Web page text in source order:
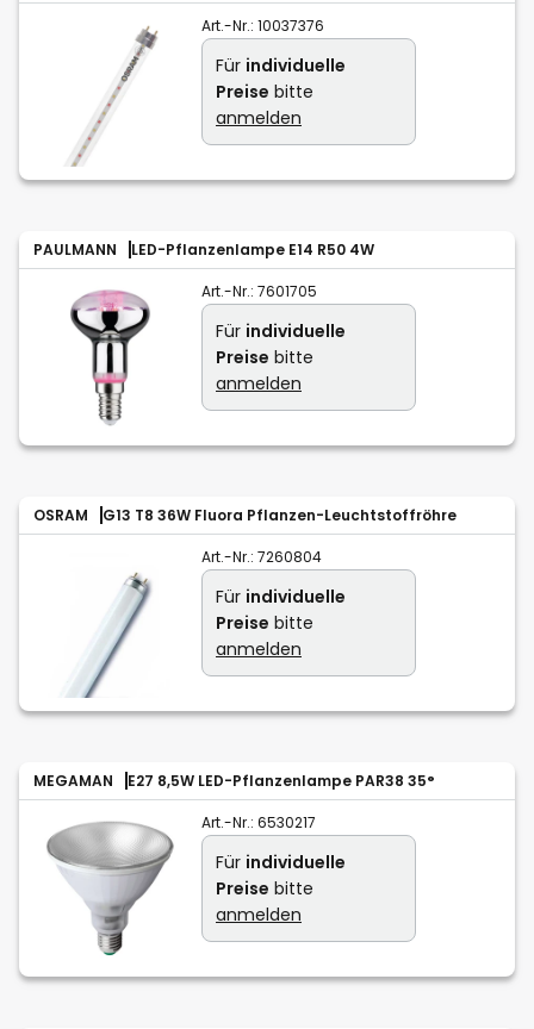
Art.-Nr.: 10037376
Für individuelle
Preise bitte
anmelden
PAULMANN LED-Pflanzenlampe E14 R50 4W
Art.-Nr.: 7601705
Für individuelle
Preise bitte
anmelden
OSRAM G13 T8 36W Fluora Pflanzen-Leuchtstoffröhre
Art.-Nr.: 7260804
Für individuelle
Preise bitte
anmelden
MEGAMAN E27 8,5W LED-Pflanzenlampe PAR38 35°
Art.-Nr.: 6530217
Für individuelle
Preise bitte
anmelden